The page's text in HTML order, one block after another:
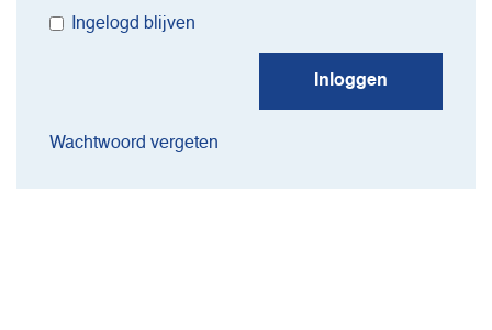
Ingelogd blijven
Inloggen
Wachtwoord vergeten